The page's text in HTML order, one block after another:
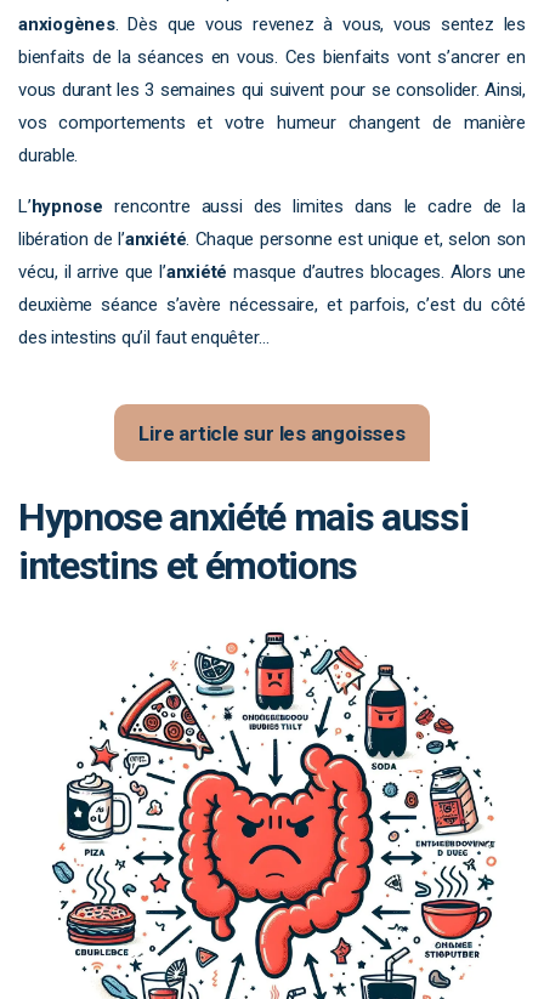
anxiogènes. Dès que vous revenez à vous, vous sentez les
bienfaits de la séances en vous. Ces bienfaits vont s’ancrer en
vous durant les 3 semaines qui suivent pour se consolider. Ainsi,
vos comportements et votre humeur changent de manière
durable.
L’hypnose rencontre aussi des limites dans le cadre de la
libération de l’anxiété. Chaque personne est unique et, selon son
vécu, il arrive que l’anxiété masque d’autres blocages. Alors une
deuxième séance s’avère nécessaire, et parfois, c’est du côté
des intestins qu’il faut enquêter…
Lire article sur les angoisses
Hypnose anxiété mais aussi
intestins et émotions